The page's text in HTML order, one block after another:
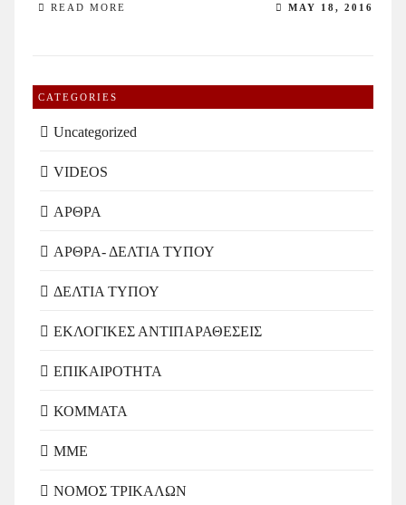
READ MORE MAY 18, 2016
CATEGORIES
Uncategorized
VIDEOS
ΑΡΘΡΑ
ΑΡΘΡΑ- ΔΕΛΤΙΑ ΤΥΠΟΥ
ΔΕΛΤΙΑ ΤΥΠΟΥ
ΕΚΛΟΓΙΚΕΣ ΑΝΤΙΠΑΡΑΘΕΣΕΙΣ
ΕΠΙΚΑΙΡΟΤΗΤΑ
ΚΟΜΜΑΤΑ
ΜΜΕ
ΝΟΜΟΣ ΤΡΙΚΑΛΩΝ